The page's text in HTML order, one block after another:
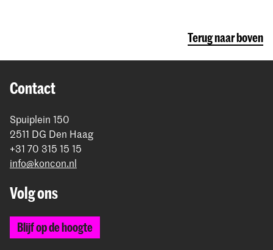
Terug naar boven
Contact
Spuiplein 150
2511 DG Den Haag
+31 70 315 15 15
info@koncon.nl
Volg ons
Blijf op de hoogte